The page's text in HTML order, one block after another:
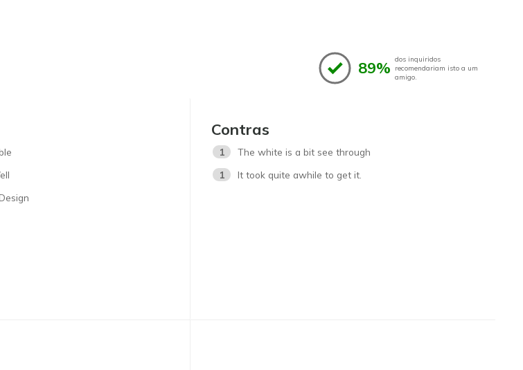
89% dos inquiridos
recomendariam isto a um
amigo.
Contras
1
The white is a bit see through
1
It took quite awhile to get it.